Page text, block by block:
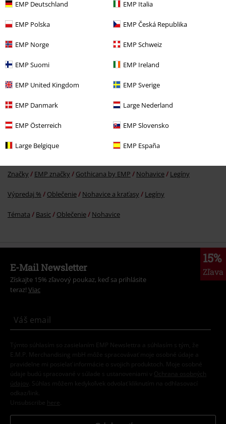
EMP Deutschland EMP Italia
EMP Polska EMP Česká Republika
EMP Norge EMP Schweiz
EMP Suomi EMP Ireland
EMP United Kingdom EMP Sverige
EMP Danmark Large Nederland
EMP Österreich EMP Slovensko
Large Belgique EMP España
ZĽAVA 40%
Značky EMP značky Gothicana by EMP Nohavice Legíny
Výpredaj % Oblečenie Nohavice a kraťasy Legíny
Témata Basic Oblečenie Nohavice
15%
Zľava
E-Mail Newsletter
Získajte 15% zľavový poukaz, keď sa prihlásite
teraz! Viac
Týmto súhlasím so zasielaním EMP Newslettra a súhlasím s tým, že
E.M.P. Merchandising mbH môže spracovávať moje osobné údaje a
pravidelne mi posielať informácie o svojich produktoch. Moje osobné
údaje budú spracované v súlade s ustanoveniami v
Ochrana osobných
údajov
. Súhlas môžem kedykoľvek odvolať kliknutím na odhlasovací
odkaz/link.
Unsubscribe here